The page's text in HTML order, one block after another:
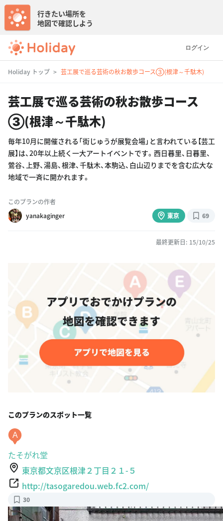
ログイン
行きたい場所を
地図で確認しよう
Holiday トップ 芸工展で巡る芸術の秋お散歩コース③(根津～千駄木)
芸工展で巡る芸術の秋お散歩コース
③(根津～千駄木)
毎年10月に開催される「街じゅうが展覧会場」と言われている【芸工
展】は、20年以上続く一大アートイベントです。西日暮里、日暮里、
鶯谷、上野、湯島、根津、千駄木、本駒込、白山辺りまでを含む広大な
地域で一斉に開かれます。
このプランの作者
yanakaginger
東京 69
最終更新日: 15/10/25
このプランのスポット一覧
A
たそがれ堂
東京都文京区根津２丁目２１-５
http://tasogaredou.web.fc2.com/
30